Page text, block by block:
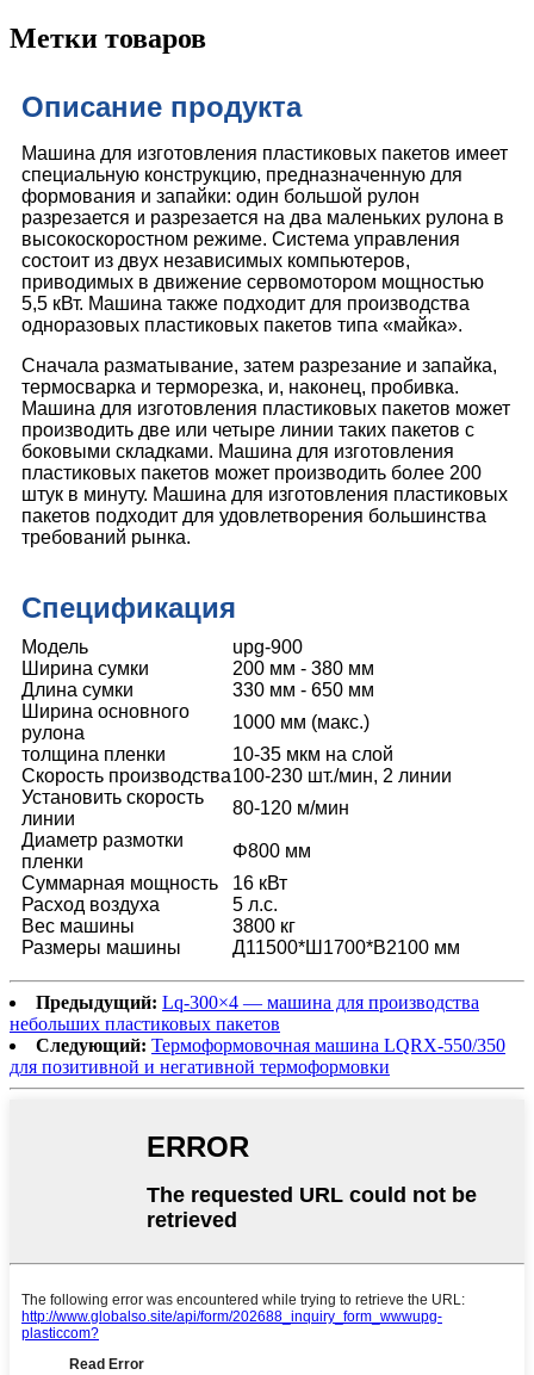
Метки товаров
Описание продукта
Машина для изготовления пластиковых пакетов имеет
специальную конструкцию, предназначенную для
формования и запайки: один большой рулон
разрезается и разрезается на два маленьких рулона в
высокоскоростном режиме. Система управления
состоит из двух независимых компьютеров,
приводимых в движение сервомотором мощностью
5,5 кВт. Машина также подходит для производства
одноразовых пластиковых пакетов типа «майка».
Сначала разматывание, затем разрезание и запайка,
термосварка и терморезка, и, наконец, пробивка.
Машина для изготовления пластиковых пакетов может
производить две или четыре линии таких пакетов с
боковыми складками. Машина для изготовления
пластиковых пакетов может производить более 200
штук в минуту. Машина для изготовления пластиковых
пакетов подходит для удовлетворения большинства
требований рынка.
Спецификация
Модель
upg-900
Ширина сумки
200 мм - 380 мм
Длина сумки
330 мм - 650 мм
Ширина основного
рулона
1000 мм (макс.)
толщина пленки
10-35 мкм на слой
Скорость производства100-230 шт./мин, 2 линии
Установить скорость
линии
80-120 м/мин
Диаметр размотки
пленки
Φ800 мм
Суммарная мощность
16 кВт
Расход воздуха
5 л.с.
Вес машины
3800 кг
Размеры машины
Д11500*Ш1700*В2100 мм
Предыдущий: Lq-300×4 — машина для производства
небольших пластиковых пакетов
Следующий: Термоформовочная машина LQRX-550/350
для позитивной и негативной термоформовки